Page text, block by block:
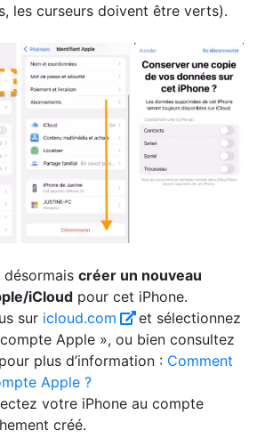
les curseurs doivent être verts).
créer un nouveau
iCloud pour cet iPhone.
sur icloud.com
et sélectionnez
Apple », ou bien consultez
plus d’information : Comment
Apple ?
votre iPhone au compte
créé.